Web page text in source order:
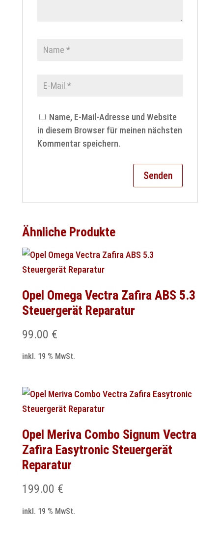
Name, E-Mail-Adresse und Website
in diesem Browser für meinen nächsten
Kommentar speichern.
Ähnliche Produkte
Opel Omega Vectra Zafira ABS 5.3
Steuergerät Reparatur
99.00 €
inkl. 19 % MwSt.
Opel Meriva Combo Signum Vectra
Zafira Easytronic Steuergerät
Reparatur
199.00 €
inkl. 19 % MwSt.